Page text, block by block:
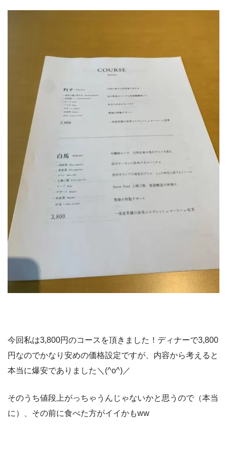
今回私は3,800円のコースを頂きました！ディナーで3,800
円なのでかなり安めの価格設定ですが、内容から考えると
本当に爆安でありました＼(^o^)／
そのうち値段上がっちゃうんじゃないかと思うので（本当
に）、その前に食べた方がイイかもww